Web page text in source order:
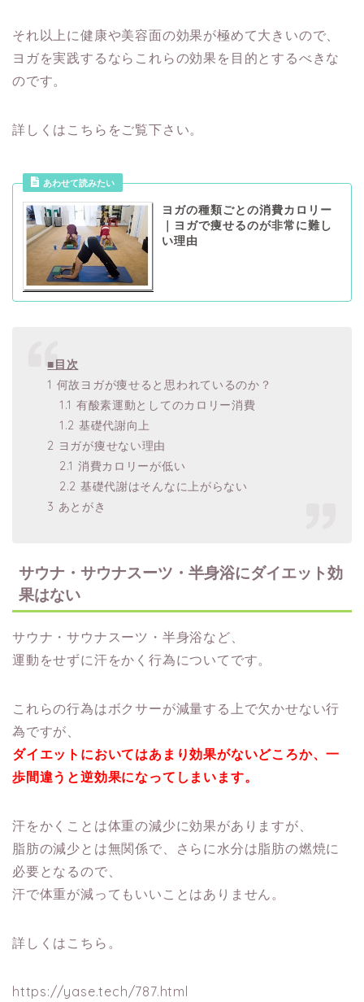
それ以上に健康や美容面の効果が極めて大きいので、
ヨガを実践するならこれらの効果を目的とするべきな
のです。
詳しくはこちらをご覧下さい。
あわせて読みたい
ヨガの種類ごとの消費カロリー
｜ヨガで痩せるのが非常に難し
い理由
■目次
1 何故ヨガが痩せると思われているのか？
1.1 有酸素運動としてのカロリー消費
1.2 基礎代謝向上
2 ヨガが痩せない理由
2.1 消費カロリーが低い
2.2 基礎代謝はそんなに上がらない
3 あとがき
サウナ・サウナスーツ・半身浴にダイエット効
果はない
サウナ・サウナスーツ・半身浴など、
運動をせずに汗をかく行為についてです。
これらの行為はボクサーが減量する上で欠かせない行
為ですが、
ダイエットにおいてはあまり効果がないどころか、一
歩間違うと逆効果になってしまいます。
汗をかくことは体重の減少に効果がありますが、
脂肪の減少とは無関係で、さらに水分は脂肪の燃焼に
必要となるので、
汗で体重が減ってもいいことはありません。
詳しくはこちら。
https://yase.tech/787.html